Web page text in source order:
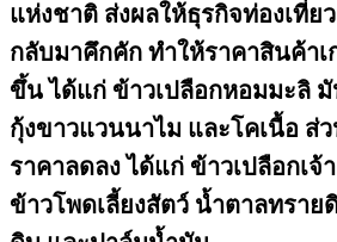
แห่งชาติ ส่งผลให้ธุรกิจท่องเที่ย
กลับมาคึกคัก ทำให้ราคาสินค้าเ
ขึ้น ได้แก่ ข้าวเปลือกหอมมะลิ
กุ้งขาวแวนนาไม และโคเนื้อ ส่
ราคาลดลง ได้แก่ ข้าวเปลือกเจ้
ข้าวโพดเลี้ยงสัตว์ น้ำตาลทราย